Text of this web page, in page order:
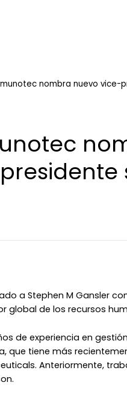
nombra nuevo vice-
a Stephen M Gansler
global de los recursos
de experiencia en
que tiene más
Anteriormente,